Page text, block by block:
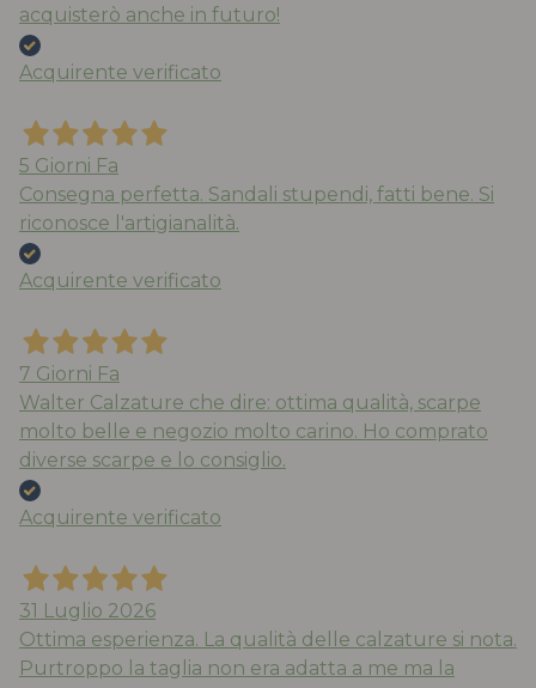
acquisterò anche in futuro!
Acquirente verificato
5 Giorni Fa
Consegna perfetta. Sandali stupendi, fatti bene. Si
riconosce l'artigianalità.
Acquirente verificato
7 Giorni Fa
Walter Calzature che dire: ottima qualità, scarpe
molto belle e negozio molto carino. Ho comprato
diverse scarpe e lo consiglio.
Acquirente verificato
31 Luglio 2026
Ottima esperienza. La qualità delle calzature si nota.
Purtroppo la taglia non era adatta a me ma la